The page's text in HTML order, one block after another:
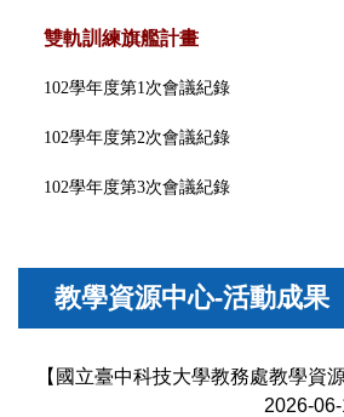
雙軌訓練旗艦計畫
102學年度第1次會議紀錄
102學年度第2次會議紀錄
102學年度第3次會議紀錄
教學資源中心-活動成果
【國立臺中科技大學教務處教學
2026-